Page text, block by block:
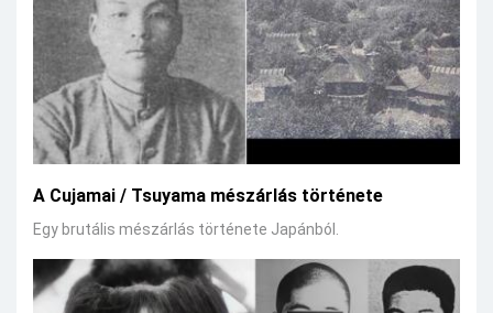
A Cujamai / Tsuyama mészárlás története
Egy brutális mészárlás története Japánból.